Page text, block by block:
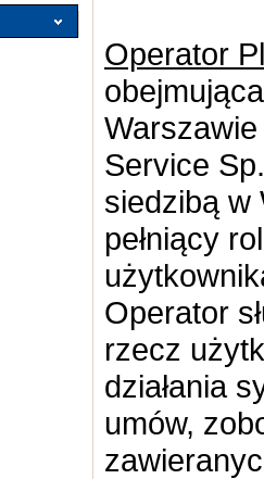
Operator
Service
siedzibą w
pełniący
Operator
rzecz
działania
umów,